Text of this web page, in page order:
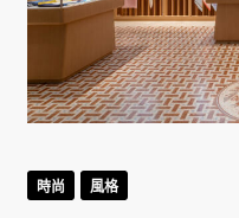
時尚 風格